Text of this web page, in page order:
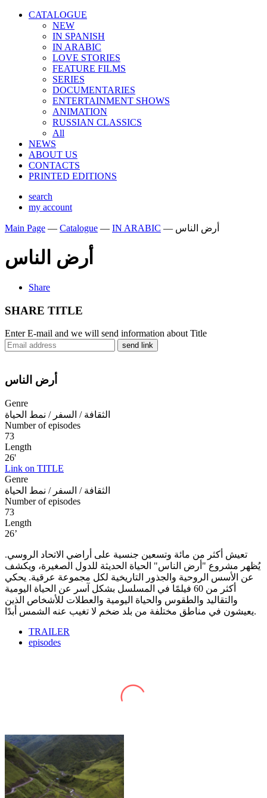
CATALOGUE
NEW
IN SPANISH
IN ARABIС
LOVE STORIES
FEATURE FILMS
SERIES
DOCUMENTARIES
ENTERTAINMENT SHOWS
ANIMATION
RUSSIAN CLASSICS
All
NEWS
ABOUT US
CONTACTS
PRINTED EDITIONS
search
my account
Main Page — Catalogue — IN ARABIС — أرض الناس
أرض الناس
Share
SHARE TITLE
Enter E-mail and we will send information about Title
send link
أرض الناس
Genre
الثقافة / السفر / نمط الحياة
Number of episodes
73
Length
26'
Link on TITLE
Genre
الثقافة / السفر / نمط الحياة
Number of episodes
73
Length
26’
تعيش أكثر من مائة وتسعين جنسية على أراضي الاتحاد الروسي.
يُظهر مشروع "أرض الناس" الحياة الحديثة للدول الصغيرة، ويكشف
عن الأسس الروحية والجذور التاريخية لكل مجموعة عرقية. يحكي
أكثر من 60 فيلمًا في المسلسل بشكل آسر عن الحياة اليومية
والتقاليد والطقوس والحياة اليومية والعطلات للأشخاص الذين
يعيشون في مناطق مختلفة من بلد ضخم لا تغيب عنه الشمس أبدًا.
TRAILER
episodes